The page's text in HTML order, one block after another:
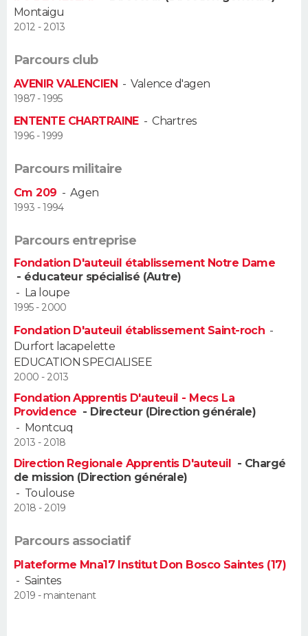
Montaigu
2012 - 2013
Parcours club
AVENIR VALENCIEN -Valence d'agen
1987 - 1995
ENTENTE CHARTRAINE-Chartres
1996 - 1999
Parcours militaire
Cm 209 - Agen
1993 - 1994
Parcours entreprise
Fondation D'auteuil établissement Notre Dame
- éducateur spécialisé (Autre)
- La loupe
1995 - 2000
Fondation D'auteuil établissement Saint-roch -
Durfort lacapelette
EDUCATION SPECIALISEE
2000 - 2013
Fondation Apprentis D'auteuil - Mecs La
Providence - Directeur (Direction générale)
- Montcuq
2013 - 2018
Direction Regionale Apprentis D'auteuil
- Chargé
de mission (Direction générale)
- Toulouse
2018 - 2019
Parcours associatif
Plateforme Mna17 Institut Don Bosco Saintes (17)
- Saintes
2019 - maintenant